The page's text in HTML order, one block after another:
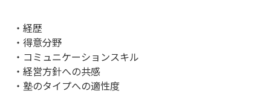
・経歴
・得意分野
・コミュニケーションスキル
・経営方針への共感
・塾のタイプへの適性度